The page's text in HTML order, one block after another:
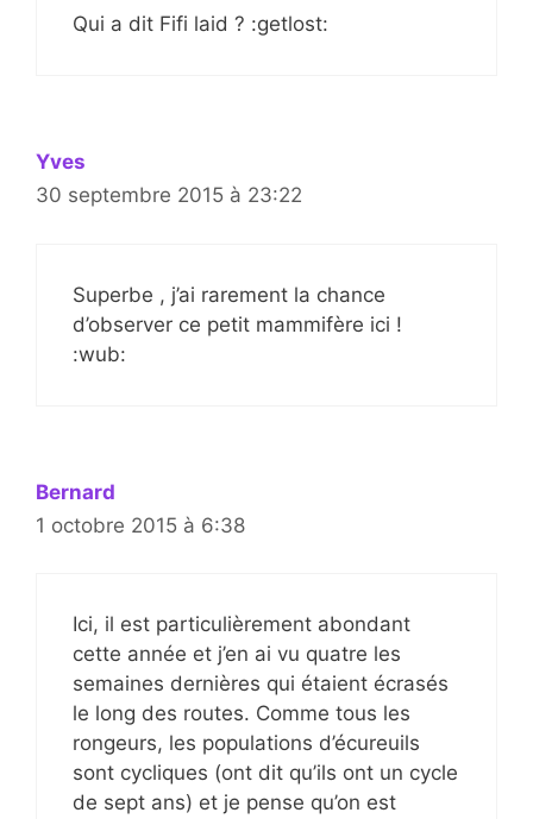
Qui a dit Fifi laid ? :getlost:
Yves
30 septembre 2015 à 23:22
Superbe , j’ai rarement la chance
d’observer ce petit mammifère ici !
:wub:
Bernard
1 octobre 2015 à 6:38
Ici, il est particulièrement abondant
cette année et j’en ai vu quatre les
semaines dernières qui étaient écrasés
le long des routes. Comme tous les
rongeurs, les populations d’écureuils
sont cycliques (ont dit qu’ils ont un cycle
de sept ans) et je pense qu’on est